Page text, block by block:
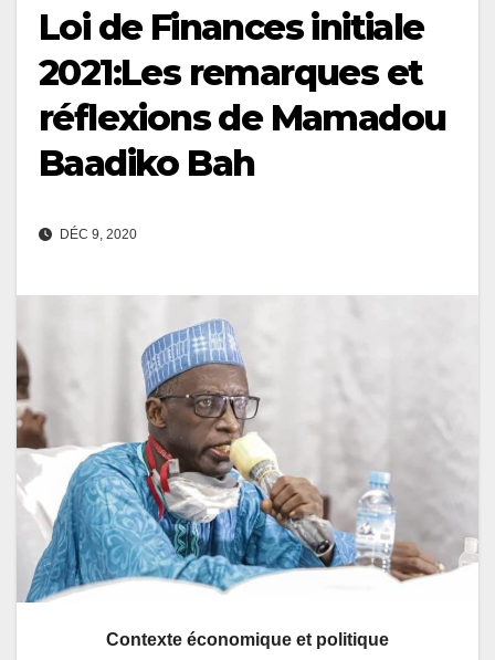
Loi de Finances initiale
2021:Les remarques et
réflexions de Mamadou
Baadiko Bah
DÉC 9, 2020
Contexte économique et politique